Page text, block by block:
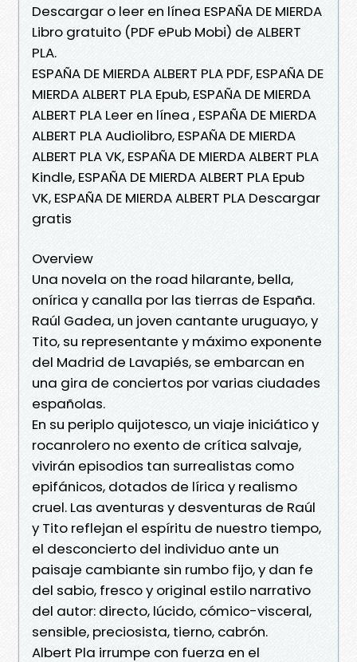
Descargar o leer en línea ESPAÑA DE MIERDA
Libro gratuito (PDF ePub Mobi) de ALBERT
PLA.
ESPAÑA DE MIERDA ALBERT PLA PDF, ESPAÑA DE
MIERDA ALBERT PLA Epub, ESPAÑA DE MIERDA
ALBERT PLA Leer en línea , ESPAÑA DE MIERDA
ALBERT PLA Audiolibro, ESPAÑA DE MIERDA
ALBERT PLA VK, ESPAÑA DE MIERDA ALBERT PLA
Kindle, ESPAÑA DE MIERDA ALBERT PLA Epub
VK, ESPAÑA DE MIERDA ALBERT PLA Descargar
gratis
Overview
Una novela on the road hilarante, bella,
onírica y canalla por las tierras de España.
Raúl Gadea, un joven cantante uruguayo, y
Tito, su representante y máximo exponente
del Madrid de Lavapiés, se embarcan en
una gira de conciertos por varias ciudades
españolas.
En su periplo quijotesco, un viaje iniciático y
rocanrolero no exento de crítica salvaje,
vivirán episodios tan surrealistas como
epifánicos, dotados de lírica y realismo
cruel. Las aventuras y desventuras de Raúl
y Tito reflejan el espíritu de nuestro tiempo,
el desconcierto del individuo ante un
paisaje cambiante sin rumbo fijo, y dan fe
del sabio, fresco y original estilo narrativo
del autor: directo, lúcido, cómico-visceral,
sensible, preciosista, tierno, cabrón.
Albert Pla irrumpe con fuerza en el